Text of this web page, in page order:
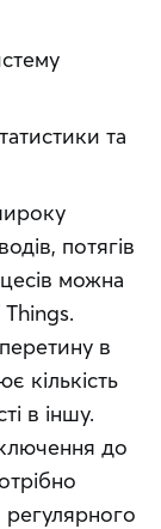
та
потягів
можна
в
кількість
в іншу.
до
регулярного